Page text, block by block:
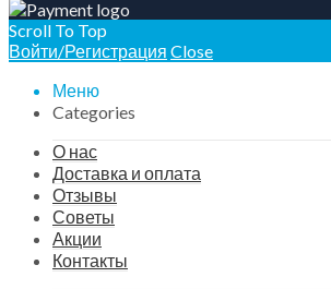
Scroll To Top
Войти/Регистрация Close
Меню
Categories
О нас
Доставка и оплата
Отзывы
Советы
Акции
Контакты